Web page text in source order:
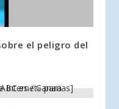
el peligro del